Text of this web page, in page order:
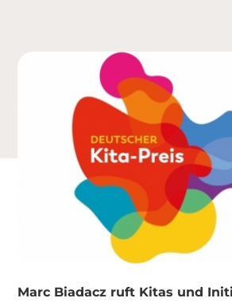
Marc Biadacz ruft Kitas und